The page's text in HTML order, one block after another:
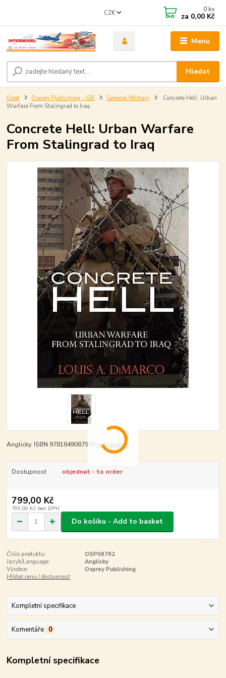
Menu
CZK
Hledat
0 ks
za 0,00 Kč
Úvod Osprey Publishing - GB General Military
Concrete Hell: Urban
Warfare From Stalingrad to Iraq
Concrete Hell: Urban Warfare
From Stalingrad to Iraq
Anglicky. ISBN 9781849087926 celý popis
Dostupnost objednat - to order
799,00 Kč
799,00 Kč bez DPH
Do košíku - Add to basket
Číslo produktu:
OSP08792
Jazyk/Language:
Anglicky
Výrobce:
Osprey Publishing
Hlídat cenu / dostupnost
Kompletní specifikace
Komentáře 0
Kompletní specifikace